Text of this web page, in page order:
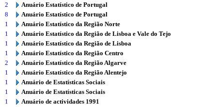
2
Anuário Estatístico de Portugal
8
Anuário Estatístico de Portugal
1
Anuário Estatístico da Região Norte
1
Anuário Estatístico da Região de Lisboa e Vale do Tejo
1
Anuário Estatístico da Região de Lisboa
1
Anuário Estatístico da Região Centro
2
Anuário Estatístico da Região Algarve
1
Anuário Estatístico da Região Alentejo
1
Anuário de Estatísticas Sociais
1
Anuário de Estatísticas Sociais
1
Anuário de actividades 1991